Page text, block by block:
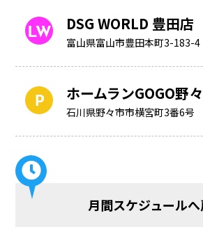
HOME
DSG WORLD 豊田店
富山県富山市豊田本町3-183-4
ホームランGOGO野
石川県野々市市横宮町3番6号
月間スケジュールへ